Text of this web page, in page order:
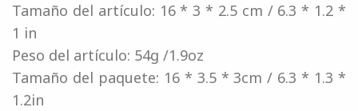
Tamaño del artículo: 16 * 3 * 2.5 cm / 6.3 * 1.2 *
1 in
Peso del artículo: 54g /1.9oz
Tamaño del paquete: 16 * 3.5 * 3cm / 6.3 * 1.3 *
1.2in